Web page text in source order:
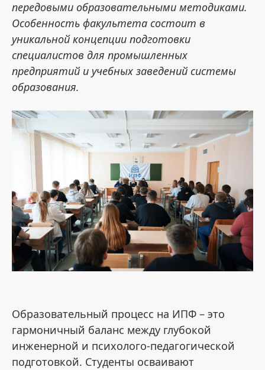
передовыми образовательными методиками.
Особенность факультета состоит в
уникальной концепции подготовки
специалистов для промышленных
предприятий и учебных заведений системы
образования.
Образовательный процесс на ИПФ – это
гармоничный баланс между глубокой
инженерной и психолого-педагогической
подготовкой. Студенты осваивают